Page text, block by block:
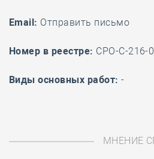
Email: Отправить письмо
Номер в реестре: СРО-С-216-
Виды основных работ: -
МНЕНИЕ